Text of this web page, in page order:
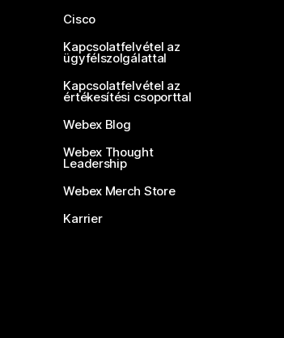
Cisco
Kapcsolatfelvétel az
ügyfélszolgálattal
Kapcsolatfelvétel az
értékesítési csoporttal
Webex Blog
Webex Thought
Leadership
Webex Merch Store
Karrier